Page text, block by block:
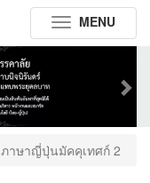
Toggle
navigation
MENU
ภาษาญี่ปุ่นมัคคุเทศก์ 2